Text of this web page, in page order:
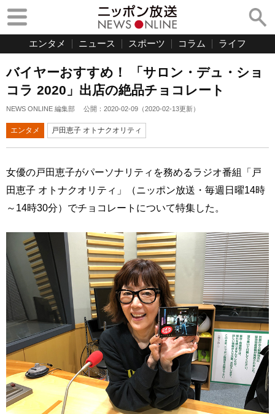
エンタメ ニュース スポーツ コラム ライフ
バイヤーおすすめ！ 「サロン・デュ・ショ
コラ 2020」出店の絶品チョコレート
NEWS ONLINE 編集部 公開： 2020-02-09 （2020-02-13更新）
エンタメ 戸田恵子 オトナクオリティ
女優の戸田恵子がパーソナリティを務めるラジオ番組「戸
田恵子 オトナクオリティ」（ニッポン放送・毎週日曜14時
～14時30分）でチョコレートについて特集した。